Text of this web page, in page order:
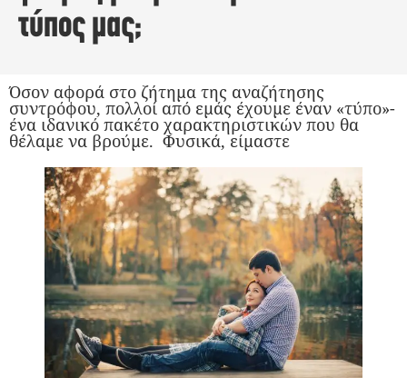
τύπος μας;
Όσον αφορά στο ζήτημα της αναζήτησης
συντρόφου, πολλοί από εμάς έχουμε έναν «τύπο»-
ένα ιδανικό πακέτο χαρακτηριστικών που θα
θέλαμε να βρούμε. Φυσικά, είμαστε